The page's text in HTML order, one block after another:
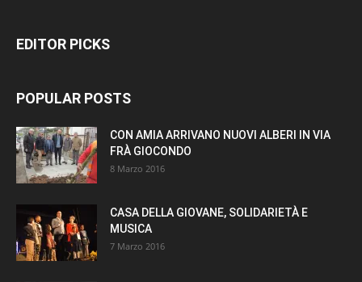
EDITOR PICKS
POPULAR POSTS
CON AMIA ARRIVANO NUOVI ALBERI IN VIA
FRÀ GIOCONDO
8 Marzo 2016
CASA DELLA GIOVANE, SOLIDARIETÀ E
MUSICA
7 Marzo 2016